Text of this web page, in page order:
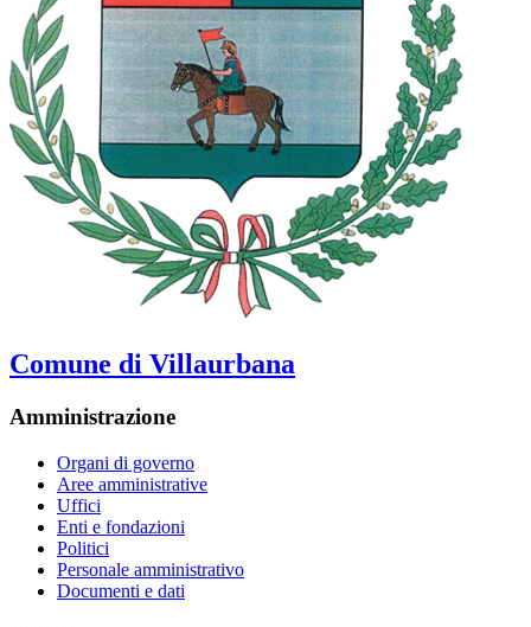
Comune di Villaurbana
Amministrazione
Organi di governo
Aree amministrative
Uffici
Enti e fondazioni
Politici
Personale amministrativo
Documenti e dati